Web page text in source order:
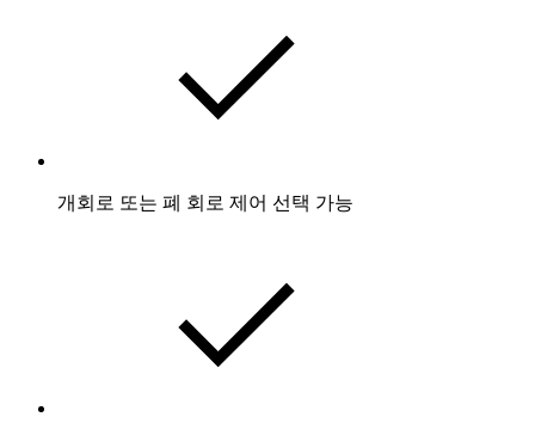
개회로 또는 폐 회로 제어 선택 가능